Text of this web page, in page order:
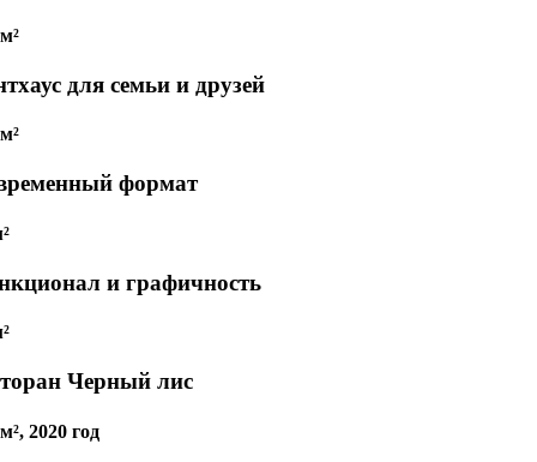
для семьи и друзей
формат
и графичность
Черный лис
2020 год